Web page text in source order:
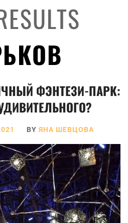
ФЭНТЕЗИ-ПАРК:
BY ЯНА ШЕВЦОВА